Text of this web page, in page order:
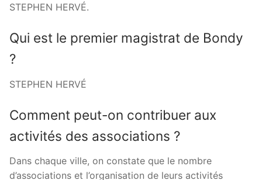
STEPHEN HERVÉ.
Qui est le premier magistrat de Bondy
?
STEPHEN HERVÉ
Comment peut-on contribuer aux
activités des associations ?
Dans chaque ville, on constate que le nombre
d’associations et l’organisation de leurs activités